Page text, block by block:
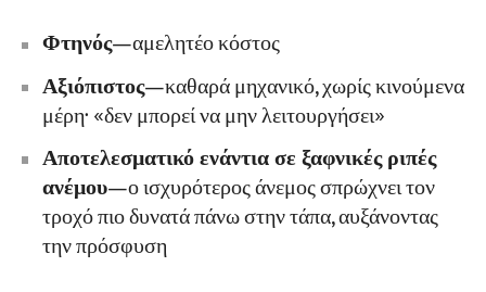
Φτηνός—αμελητέο κόστος
Αξιόπιστος—καθαρά μηχανικό, χωρίς κινούμενα
μέρη· «δεν μπορεί να μην λειτουργήσει»
Αποτελεσματικό ενάντια σε ξαφνικές ριπές
ανέμου—ο ισχυρότερος άνεμος σπρώχνει τον
τροχό πιο δυνατά πάνω στην τάπα, αυξάνοντας
την πρόσφυση